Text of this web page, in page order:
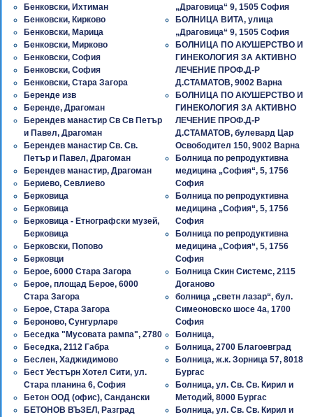
Бенковски, Ихтиман
Бенковски, Кирково
Бенковски, Марица
Бенковски, Мирково
Бенковски, София
Бенковски, София
Бенковски, Стара Загора
Беренде изв
Беренде, Драгоман
Берендев манастир Св Св Петър
и Павел, Драгоман
Берендев манастир Св. Св.
Петър и Павел, Драгоман
Берендев манастир, Драгоман
Бериево, Севлиево
Берковица
Берковица
Берковица - Етнографски музей,
Берковица
Берковски, Попово
Берковци
Берое, 6000 Стара Загора
Берое, площад Берое, 6000
Стара Загора
Берое, Стара Загора
Бероново, Сунгурларе
Беседка "Мусовата рампа", 2780
Беседка, 2112 Габра
Беслен, Хаджидимово
Бест Уестърн Хотел Сити, ул.
Стара планина 6, София
Бетон ООД (офис), Сандански
БЕТОНОВ ВЪЗЕЛ, Разград
„Драговица“ 9, 1505 София
БОЛНИЦА ВИТА, улица
„Драговица“ 9, 1505 София
БОЛНИЦА ПО АКУШЕРСТВО И
ГИНЕКОЛОГИЯ ЗА АКТИВНО
ЛЕЧЕНИЕ ПРОФ.Д-Р
Д.СТАМАТОВ, 9002 Варна
БОЛНИЦА ПО АКУШЕРСТВО И
ГИНЕКОЛОГИЯ ЗА АКТИВНО
ЛЕЧЕНИЕ ПРОФ.Д-Р
Д.СТАМАТОВ, булевард Цар
Освободител 150, 9002 Варна
Болница по репродуктивна
медицина „София“, 5, 1756
София
Болница по репродуктивна
медицина „София“, 5, 1756
София
Болница по репродуктивна
медицина „София“, 5, 1756
София
Болница Скин Системс, 2115
Доганово
болница „светн лазар“, бул.
Симеоновско шосе 4а, 1700
София
Болница,
Болница, 2700 Благоевград
Болница, ж.к. Зорница 57, 8018
Бургас
Болница, ул. Св. Св. Кирил и
Методий, 8000 Бургас
Болница, ул. Св. Св. Кирил и